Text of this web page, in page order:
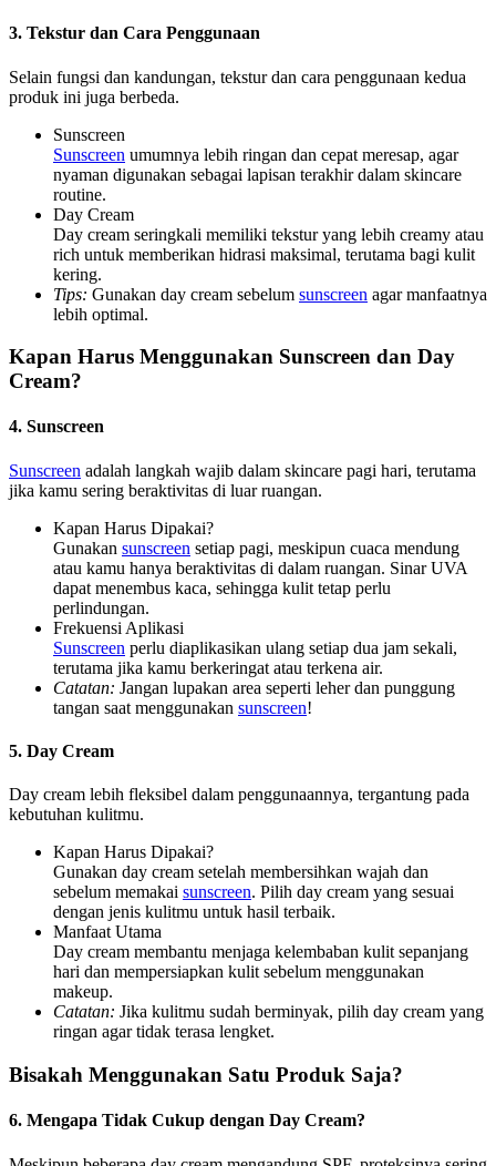
3. Tekstur dan Cara Penggunaan
Selain fungsi dan kandungan, tekstur dan cara penggunaan kedua
produk ini juga berbeda.
Sunscreen
Sunscreen umumnya lebih ringan dan cepat meresap, agar
nyaman digunakan sebagai lapisan terakhir dalam skincare
routine.
Day Cream
Day cream seringkali memiliki tekstur yang lebih creamy atau
rich untuk memberikan hidrasi maksimal, terutama bagi kulit
kering.
Tips: Gunakan day cream sebelum sunscreen agar manfaatnya
lebih optimal.
Kapan Harus Menggunakan Sunscreen dan Day
Cream?
4. Sunscreen
Sunscreen adalah langkah wajib dalam skincare pagi hari, terutama
jika kamu sering beraktivitas di luar ruangan.
Kapan Harus Dipakai?
Gunakan sunscreen setiap pagi, meskipun cuaca mendung
atau kamu hanya beraktivitas di dalam ruangan. Sinar UVA
dapat menembus kaca, sehingga kulit tetap perlu
perlindungan.
Frekuensi Aplikasi
Sunscreen perlu diaplikasikan ulang setiap dua jam sekali,
terutama jika kamu berkeringat atau terkena air.
Catatan: Jangan lupakan area seperti leher dan punggung
tangan saat menggunakan sunscreen!
5. Day Cream
Day cream lebih fleksibel dalam penggunaannya, tergantung pada
kebutuhan kulitmu.
Kapan Harus Dipakai?
Gunakan day cream setelah membersihkan wajah dan
sebelum memakai sunscreen. Pilih day cream yang sesuai
dengan jenis kulitmu untuk hasil terbaik.
Manfaat Utama
Day cream membantu menjaga kelembaban kulit sepanjang
hari dan mempersiapkan kulit sebelum menggunakan
makeup.
Catatan: Jika kulitmu sudah berminyak, pilih day cream yang
ringan agar tidak terasa lengket.
Bisakah Menggunakan Satu Produk Saja?
6. Mengapa Tidak Cukup dengan Day Cream?